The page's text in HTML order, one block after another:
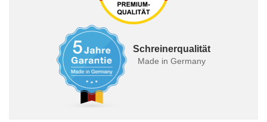
Schreinerqualität
Made in Germany